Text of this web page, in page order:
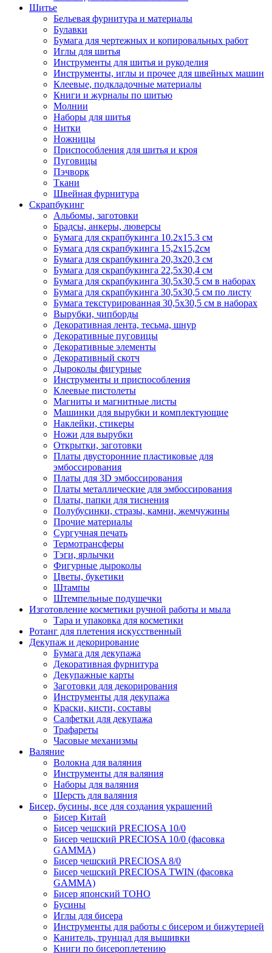
Шитье
Бельевая фурнитура и материалы
Булавки
Бумага для чертежных и копировальных работ
Иглы для шитья
Инструменты для шитья и рукоделия
Инструменты, иглы и прочее для швейных машин
Клеевые, подкладочные материалы
Книги и журналы по шитью
Молнии
Наборы для шитья
Нитки
Ножницы
Приспособления для шитья и кроя
Пуговицы
Пэчворк
Ткани
Швейная фурнитура
Скрапбукинг
Альбомы, заготовки
Брадсы, анкеры, люверсы
Бумага для скрапбукинга 10.2х15.3 см
Бумага для скрапбукинга 15,2х15,2см
Бумага для скрапбукинга 20,3х20,3 см
Бумага для скрапбукинга 22,5х30,4 см
Бумага для скрапбукинга 30,5х30,5 см в наборах
Бумага для скрапбукинга 30,5х30,5 см по листу
Бумага текстурированная 30,5х30,5 см в наборах
Вырубки, чипборды
Декоративная лента, тесьма, шнур
Декоративные пуговицы
Декоративные элементы
Декоративный скотч
Дыроколы фигурные
Инструменты и приспособления
Клеевые пистолеты
Магниты и магнитные листы
Машинки для вырубки и комплектующие
Наклейки, стикеры
Ножи для вырубки
Открытки, заготовки
Платы двусторонние пластиковые для
эмбоссирования
Платы для 3D эмбоссирования
Платы металлические для эмбоссирования
Платы, папки для тиснения
Полубусинки, стразы, камни, жемчужины
Прочие материалы
Сургучная печать
Термотрансферы
Тэги, ярлычки
Фигурные дыроколы
Цветы, букетики
Штампы
Штемпельные подушечки
Изготовление косметики ручной работы и мыла
Тара и упаковка для косметики
Ротанг для плетения искусственный
Декупаж и декорирование
Бумага для декупажа
Декоративная фурнитура
Декупажные карты
Заготовки для декорирования
Инструменты для декупажа
Краски, кисти, составы
Салфетки для декупажа
Трафареты
Часовые механизмы
Валяние
Волокна для валяния
Инструменты для валяния
Наборы для валяния
Шерсть для валяния
Бисер, бусины, все для создания украшений
Бисер Китай
Бисер чешский PRECIOSA 10/0
Бисер чешский PRECIOSA 10/0 (фасовка
GAMMA)
Бисер чешский PRECIOSA 8/0
Бисер чешский PRECIOSA TWIN (фасовка
GAMMA)
Бисер японский TOHO
Бусины
Иглы для бисера
Инструменты для работы с бисером и бижутерией
Канитель, трунцал для вышивки
Книги по бисероплетению